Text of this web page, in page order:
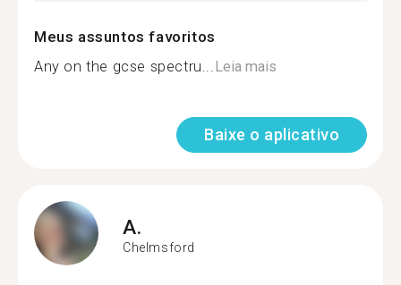
Meus assuntos favoritos
Any on the gcse spectru...Leia mais
Baixe o aplicativo
A.
Chelmsford